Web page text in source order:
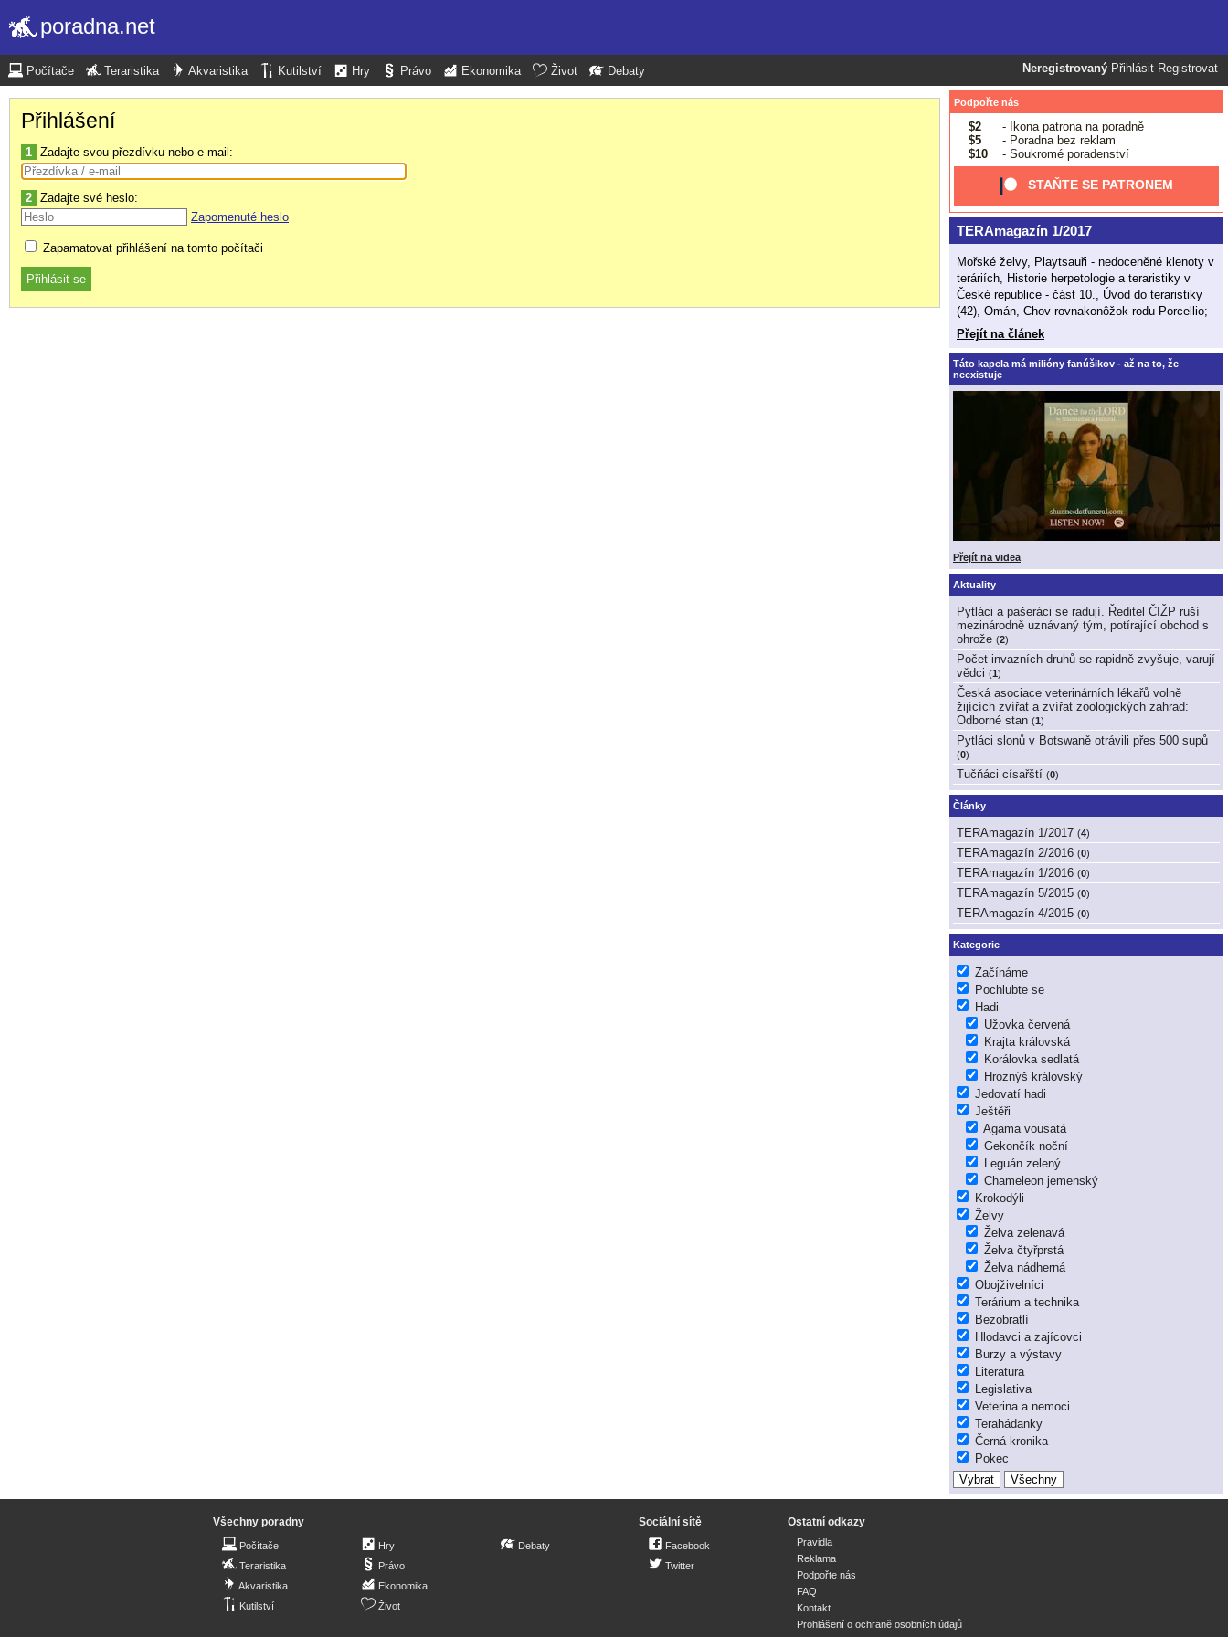
poradna.net
Neregistrovaný Přihlásit Registrovat
Počítače Teraristika Akvaristika Kutilství Hry Právo Ekonomika Život Debaty
Přihlášení
1 Zadajte svou přezdívku nebo e-mail:
2 Zadajte své heslo:
Zapomenuté heslo
Zapamatovat přihlášení na tomto počítači
Podpořte nás
$2
- Ikona patrona na poradně
$5
- Poradna bez reklam
$10
- Soukromé poradenství
STAŇTE SE PATRONEM
TERAmagazín 1/2017
Mořské želvy, Playtsauři - nedoceněné klenoty v
teráriích, Historie herpetologie a teraristiky v
České republice - část 10., Úvod do teraristiky
(42), Omán, Chov rovnakonôžok rodu Porcellio;
Přejít na článek
Táto kapela má milióny fanúšikov - až na to, že
neexistuje
Přejít na videa
Aktuality
Pytláci a pašeráci se radují. Ředitel ČIŽP ruší
mezinárodně uznávaný tým, potírající obchod s
ohrože (2)
Počet invazních druhů se rapidně zvyšuje, varují
vědci (1)
Česká asociace veterinárních lékařů volně
žijících zvířat a zvířat zoologických zahrad:
Odborné stan (1)
Pytláci slonů v Botswaně otrávili přes 500 supů
(0)
Tučňáci císařští (0)
Články
TERAmagazín 1/2017 (4)
TERAmagazín 2/2016 (0)
TERAmagazín 1/2016 (0)
TERAmagazín 5/2015 (0)
TERAmagazín 4/2015 (0)
Kategorie
Začínáme
Pochlubte se
Hadi
Užovka červená
Krajta královská
Korálovka sedlatá
Hroznýš královský
Jedovatí hadi
Ještěři
Agama vousatá
Gekončík noční
Leguán zelený
Chameleon jemenský
Krokodýli
Želvy
Želva zelenavá
Želva čtyřprstá
Želva nádherná
Obojživelníci
Terárium a technika
Bezobratlí
Hlodavci a zajícovci
Burzy a výstavy
Literatura
Legislativa
Veterina a nemoci
Terahádanky
Černá kronika
Pokec
Všechny poradny
Počítače
Teraristika
Akvaristika
Kutilství
Hry
Právo
Ekonomika
Život
Debaty
Sociální sítě
Facebook
Twitter
Ostatní odkazy
Pravidla
Reklama
Podpořte nás
FAQ
Kontakt
Prohlášení o ochraně osobních údajů